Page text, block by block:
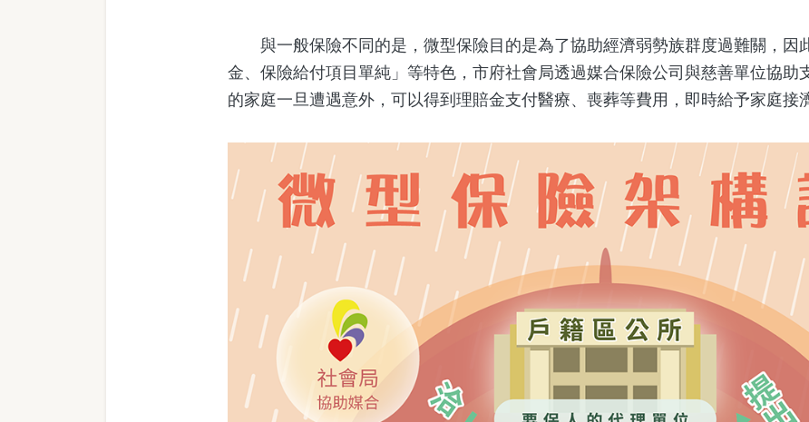
與一般保險不同的是，微型保險目的是為了協助經濟弱勢族群度過難關，因
金、保險給付項目單純」等特色，市府社會局透過媒合保險公司與慈善單位協助
的家庭一旦遭遇意外，可以得到理賠金支付醫療、喪葬等費用，即時給予家庭接